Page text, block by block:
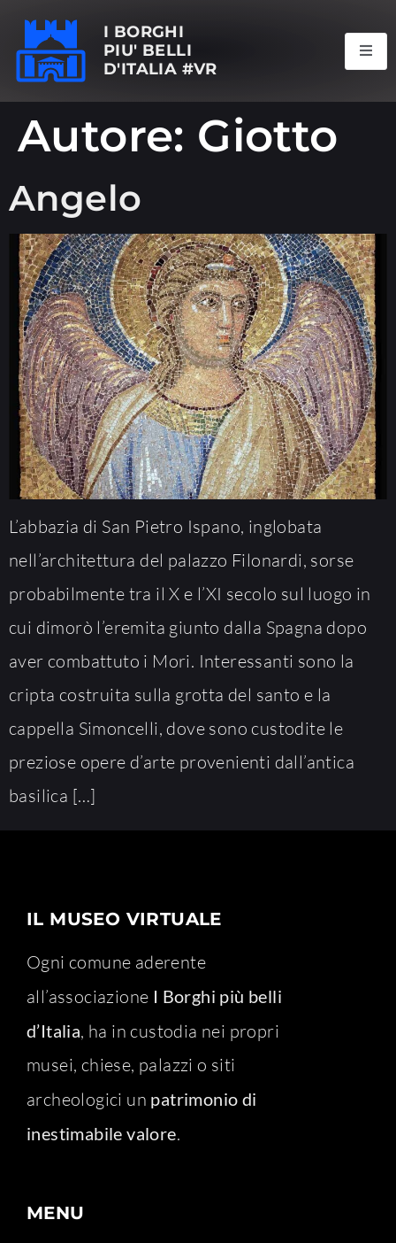
I BORGHI
PIU' BELLI
D'ITALIA #VR
Autore: Giotto
Angelo
L’abbazia di San Pietro Ispano, inglobata
nell’architettura del palazzo Filonardi, sorse
probabilmente tra il X e l’XI secolo sul luogo in
cui dimorò l’eremita giunto dalla Spagna dopo
aver combattuto i Mori. Interessanti sono la
cripta costruita sulla grotta del santo e la
cappella Simoncelli, dove sono custodite le
preziose opere d’arte provenienti dall’antica
basilica […]
IL MUSEO VIRTUALE
Ogni comune aderente
all’associazione I Borghi più belli
d’Italia, ha in custodia nei propri
musei, chiese, palazzi o siti
archeologici un patrimonio di
inestimabile valore.
MENU